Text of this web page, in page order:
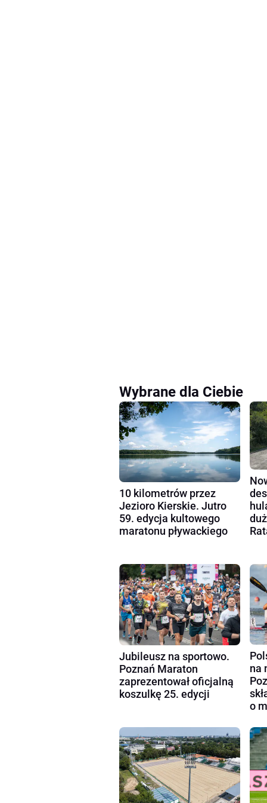
Wybrane dla Ciebie
10 kilometrów przez
Jezioro Kierskie. Jutro
59. edycja kultowego
maratonu pływackiego
Jubileusz na sportowo.
Poznań Maraton
zaprezentował oficjalną
koszulkę 25. edycji
na
o